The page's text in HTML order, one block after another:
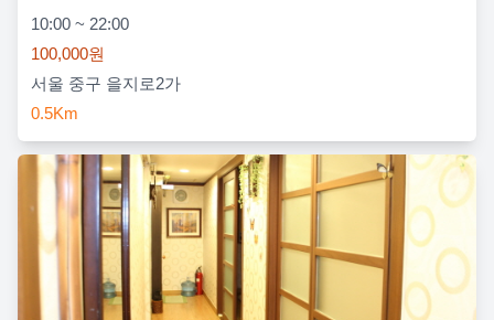
10:00 ~ 22:00
100,000원
서울 중구 을지로2가
0.5Km